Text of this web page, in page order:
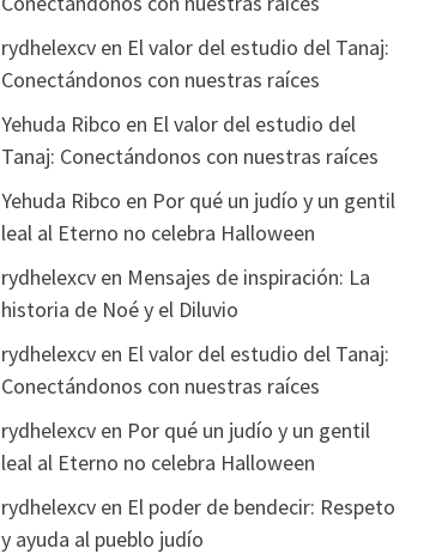
rydhelexcven El valor del estudio del Tanaj:
Conectándonos con nuestras raíces
Yehuda Ribco en El valor del estudio del
Tanaj: Conectándonos con nuestras raíces
Yehuda Ribco en Por qué un judío y un gentil
leal al Eterno no celebra Halloween
rydhelexcven Mensajes de inspiración: La
historia de Noé y el Diluvio
rydhelexcven El valor del estudio del Tanaj:
Conectándonos con nuestras raíces
rydhelexcven Por qué un judío y un gentil
leal al Eterno no celebra Halloween
rydhelexcven El poder de bendecir: Respeto
y ayuda al pueblo judío